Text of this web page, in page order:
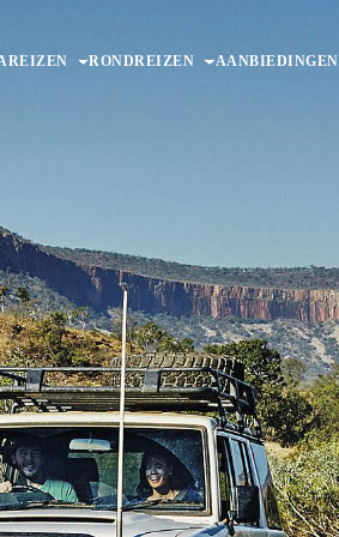
RONDREIZEN AANBIEDINGEN